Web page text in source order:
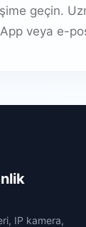
geçin.
veya e-
IP kamera,